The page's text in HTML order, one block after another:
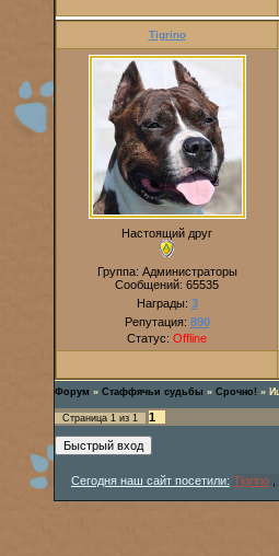
Tigrino
Настоящий друг
Группа: Администраторы
Сообщений: 65535
Награды: 3
Репутация: 890
Статус: Offline
Форум » Стаффячьи судьбы » Срочно! »
Страница 1 из 1 1
Сегодня наш сайт посетили: Tigrino